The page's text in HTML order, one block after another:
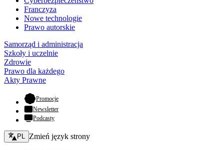
Franczyza
Nowe technologie
Prawo autorskie
Samorząd i administracja
Szkoły i uczelnie
Zdrowie
Prawo dla każdego
Akty Prawne
Promocje- otwiera się w nowej karcie
Newsletter
Podcasty
Zmień język - bieżący:
PL Zmień język strony